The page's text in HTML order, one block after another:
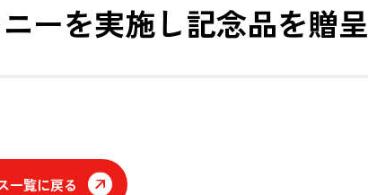
ーを実施し記念品を贈呈
一覧に戻る